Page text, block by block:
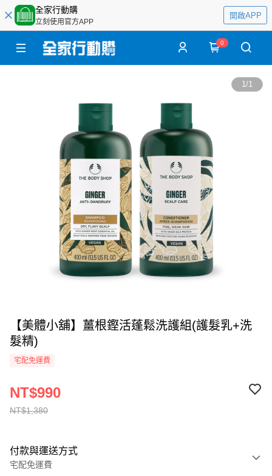
全家行動購
立刻使用官方APP
開啟APP
0
1/1
【美體小舖】薑根鏗活蓬鬆洗護組(護髮乳+洗
髮精)
宅配免運費
NT$1,380
NT$990
付款與運送方式
宅配免運費